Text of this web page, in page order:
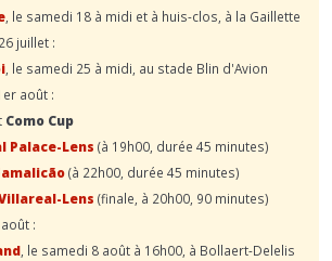
, le samedi 18 à midi et à huis-clos, à la Gaillette
juillet :
, le samedi 25 à midi, au stade Blin d'Avion
août :
Como Cup
Palace-Lens (à 19h00, durée 45 minutes)
(à 22h00, durée 45 minutes)
Lens (finale, à 20h00, 90 minutes)
:
, le samedi 8 août à 16h00, à Bollaert-Delelis